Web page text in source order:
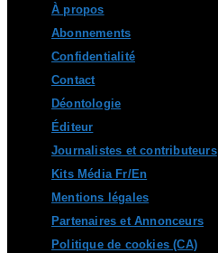
content
À propos
Abonnements
Confidentialité
Contact
Déontologie
Éditeur
Journalistes et contributeurs
Kits Média Fr/En
Mentions légales
Partenaires et Annonceurs
Politique de cookies (CA)